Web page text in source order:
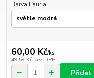
Barva Lauria
60,00 Kč/ks
49,59 Kč bez DPH
Přidat